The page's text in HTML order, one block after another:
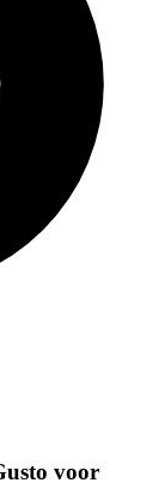
voor